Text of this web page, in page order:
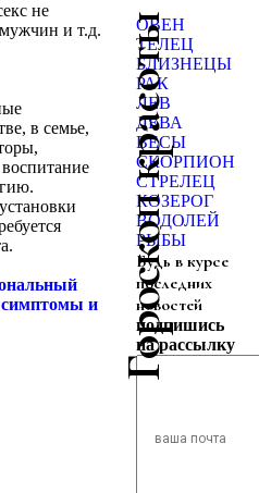
не
и т.д.
в семье,
симптомы и
Гороскоп красоты
ОВЕН
ТЕЛЕЦ
БЛИЗНЕЦЫ
РАК
ЛЕВ
ДЕВА
ВЕСЫ
СКОРПИОН
СТРЕЛЕЦ
КОЗЕРОГ
ВОДОЛЕЙ
РЫБЫ
Будь в курсе
последних
новостей
подпишись
на рассылку